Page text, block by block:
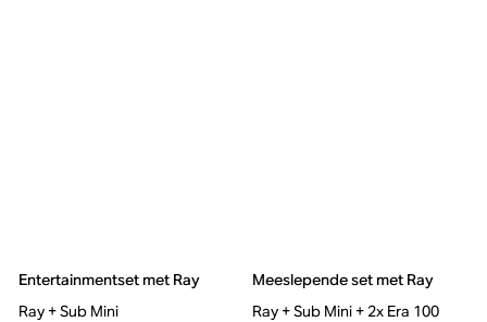
Entertainmentset met Ray
Ray + Sub Mini
Meeslepende set met Ray
Ray + Sub Mini + 2x Era 100